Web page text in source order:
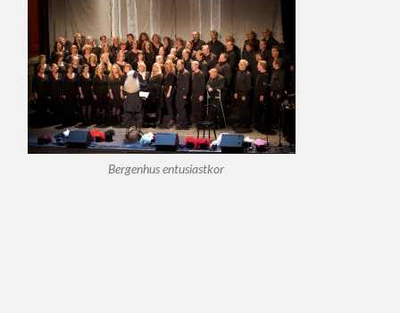
Bergenhus entusiastkor